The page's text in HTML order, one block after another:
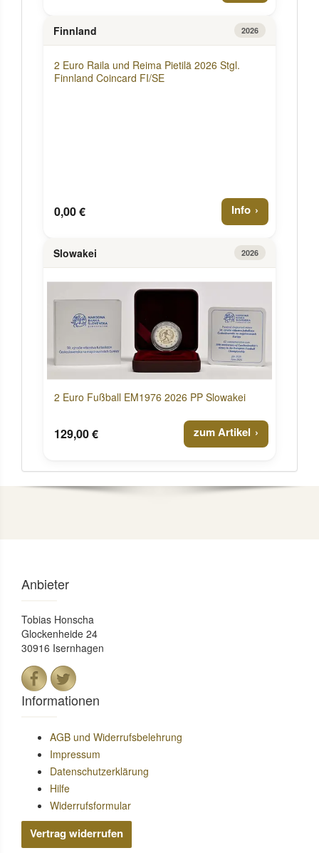
Finnland 2026
2 Euro Raila und Reima Pietilä 2026 Stgl.
Finnland Coincard FI/SE
0,00 € Info
Slowakei 2026
2 Euro Fußball EM1976 2026 PP Slowakei
129,00 € zum Artikel
Anbieter
Tobias Honscha
Glockenheide 24
30916 Isernhagen
Informationen
AGB und Widerrufsbelehrung
Impressum
Datenschutzerklärung
Hilfe
Widerrufsformular
Vertrag widerrufen